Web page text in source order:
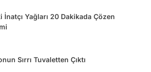
İnatçı Yağları 20 Dakikada Çözen
Sırrı Tuvaletten Çıktı